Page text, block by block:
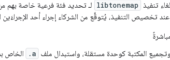
تنفيذ libtonemap لـ تحديد فئة فرعية خاصة بهم
تخصيص التنفيذ، يُتوقَّع من الشركاء إجراء أحد الإجراءَين
المكتبة كوحدة مستقلة، واستبدال ملف .a الخاص